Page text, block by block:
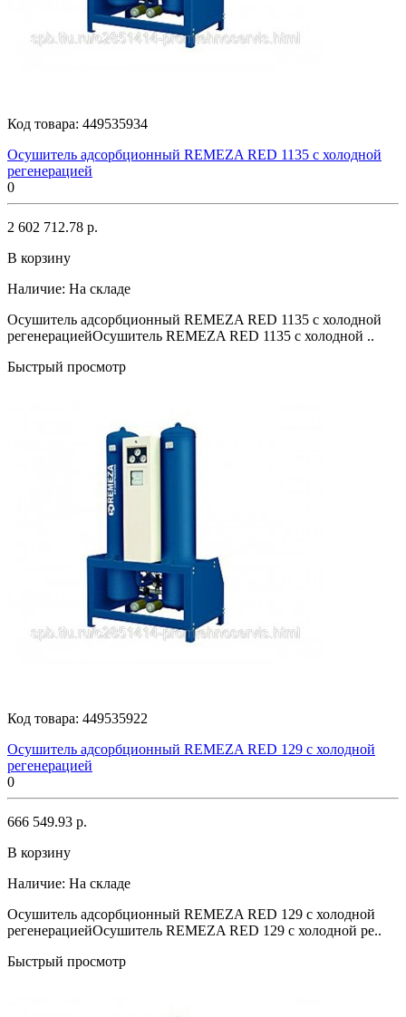
Код товара: 449535934
Осушитель адсорбционный REMEZA RED 1135 с холодной
регенерацией
0
2 602 712.78 р.
В корзину
Наличие: На складе
Осушитель адсорбционный REMEZA RED 1135 с холодной
регенерациейОсушитель REMEZA RED 1135 с холодной ..
Быстрый просмотр
Код товара: 449535922
Осушитель адсорбционный REMEZA RED 129 с холодной
регенерацией
0
666 549.93 р.
В корзину
Наличие: На складе
Осушитель адсорбционный REMEZA RED 129 с холодной
регенерациейОсушитель REMEZA RED 129 с холодной ре..
Быстрый просмотр